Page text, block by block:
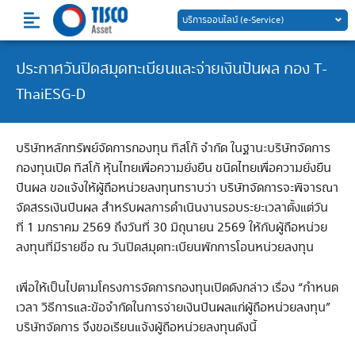
content
บริการออนไลน์ (e-Service)
ประกาศวันปิดสมุดทะเบียนและจ่ายเงินปันผล กอง T-
ThaiESG-D
บริษัทหลักทรัพย์จัดการกองทุน ทิสโก้ จำกัด ในฐานะบริษัทจัดการ
กองทุนเปิด ทิสโก้ หุ้นไทยเพื่อความยั่งยืน ชนิดไทยเพื่อความยั่งยืน
ปันผล ขอแจ้งให้ผู้ถือหน่วยลงทุนทราบว่า บริษัทจัดการจะพิจารณา
จัดสรรเงินปันผล สำหรับผลการดำเนินงานรอบระยะเวลาตั้งแต่วัน
ที่ 1 มกราคม 2569 ถึงวันที่ 30 มิถุนายน 2569 ให้กับผู้ถือหน่วย
ลงทุนที่มีรายชื่อ ณ วันปิดสมุดทะเบียนพักการโอนหน่วยลงทุน
เพื่อให้เป็นไปตามโครงการจัดการกองทุนเปิดดังกล่าว เรื่อง “กำหนด
เวลา วิธีการและข้อจำกัดในการจ่ายเงินปันผลแก่ผู้ถือหน่วยลงทุน”
บริษัทจัดการ จึงขอเรียนแจ้งผู้ถือหน่วยลงทุนดังนี้